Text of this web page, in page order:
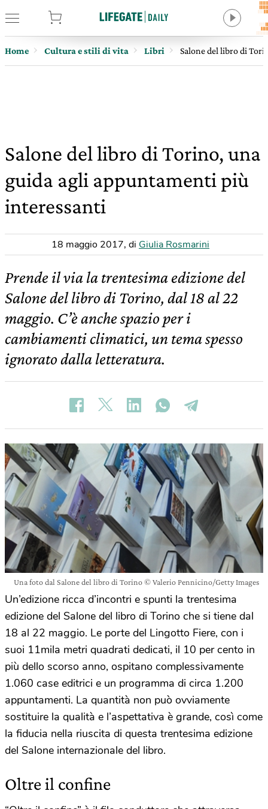
Home Cultura e stili di vita Libri Salone del libro di
Salone del libro di Torino, una
guida agli appuntamenti più
interessanti
18 maggio 2017, di Giulia Rosmarini
Prende il via la trentesima edizione del
Salone del libro di Torino, dal 18 al 22
maggio. C’è anche spazio per i
cambiamenti climatici, un tema spesso
ignorato dalla letteratura.
Una foto dal Salone del libro di Torino © Valerio Pennicino/Getty Images
Un’edizione ricca d’incontri e spunti la trentesima
edizione del Salone del libro di Torino che si tiene dal
18 al 22 maggio. Le porte del Lingotto Fiere, con i
suoi 11mila metri quadrati dedicati, il 10 per cento in
più dello scorso anno, ospitano complessivamente
1.060 case editrici e un programma di circa 1.200
appuntamenti. La quantità non può ovviamente
sostituire la qualità e l’aspettativa è grande, così come
la fiducia nella riuscita di questa trentesima edizione
del Salone internazionale del libro.
Oltre il confine